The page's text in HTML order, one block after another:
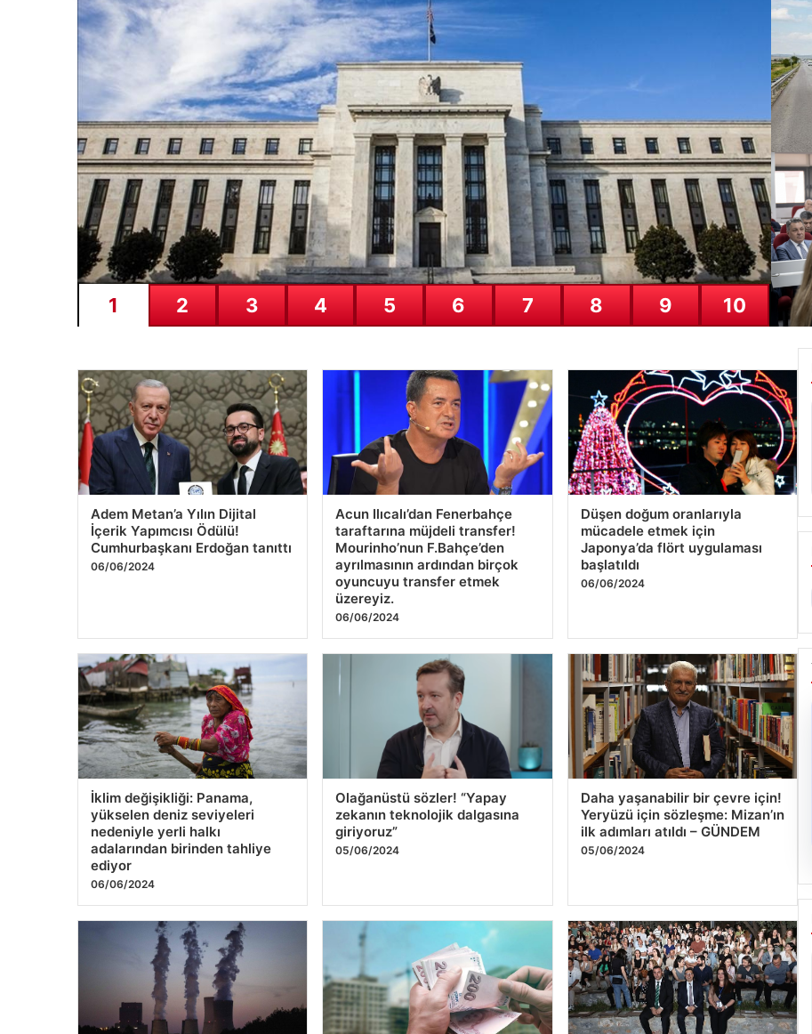
04.08.2026
CANLI | Sparta Prag – Olympique Lyon Canlı Maç Anlatımı
1 2 3 4 5 6 7 8 9 10
Adem Metan’a Yılın Dijital
İçerik Yapımcısı Ödülü!
Cumhurbaşkanı Erdoğan tanıttı
06/06/2024
Acun Ilıcalı’dan Fenerbahçe
taraftarına müjdeli transfer!
Mourinho’nun F.Bahçe’den
ayrılmasının ardından birçok
oyuncuyu transfer etmek
üzereyiz.
06/06/2024
Düşen doğum oranlarıyla
mücadele etmek için
Japonya’da flört uygulaması
başlatıldı
06/06/2024
İklim değişikliği: Panama,
yükselen deniz seviyeleri
nedeniyle yerli halkı
adalarından birinden tahliye
ediyor
06/06/2024
Olağanüstü sözler! “Yapay
zekanın teknolojik dalgasına
giriyoruz”
05/06/2024
Daha yaşanabilir bir çevre için!
Yeryüzü için sözleşme: Mizan’ın
ilk adımları atıldı – GÜNDEM
05/06/2024